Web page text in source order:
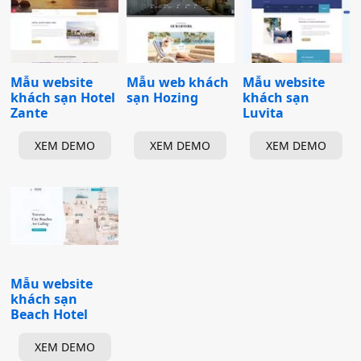
Mẫu website
khách sạn Hotel
Zante
XEM DEMO
Mẫu web khách
sạn Hozing
XEM DEMO
Mẫu website
khách sạn
Luvita
XEM DEMO
Mẫu website
khách sạn
Beach Hotel
XEM DEMO